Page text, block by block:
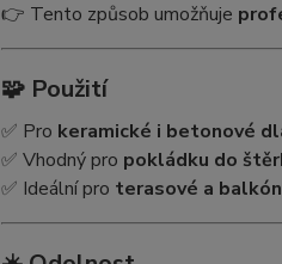
👉 Tento způsob umožňuje
🧩 Použití
✅ Pro keramické i betonové
✅ Vhodný pro pokládku do
✅ Ideální pro terasové a